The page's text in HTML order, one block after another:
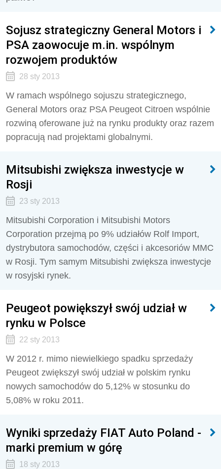
Sojusz strategiczny General Motors i
PSA zaowocuje m.in. wspólnym
rozwojem produktów
28 sty 2013
W ramach wspólnego sojuszu strategicznego,
General Motors oraz PSA Peugeot Citroen wspólnie
rozwiną oferowane już na rynku produkty oraz razem
popracują nad projektami globalnymi.
Mitsubishi zwiększa inwestycje w
Rosji
23 sty 2013
Mitsubishi Corporation i Mitsubishi Motors
Corporation przejmą po 9% udziałów Rolf Import,
dystrybutora samochodów, części i akcesoriów MMC
w Rosji. Tym samym Mitsubishi zwiększa inwestycje
w rosyjski rynek.
Peugeot powiększył swój udział w
rynku w Polsce
22 sty 2013
W 2012 r. mimo niewielkiego spadku sprzedaży
Peugeot zwiększył swój udział w polskim rynku
nowych samochodów do 5,12% w stosunku do
5,08% w roku 2011.
Wyniki sprzedaży FIAT Auto Poland -
marki premium w górę
18 sty 2013